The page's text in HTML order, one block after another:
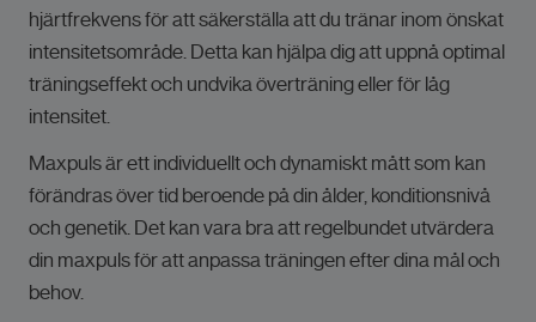
hjärtfrekvens för att säkerställa att du tränar inom önskat
intensitetsområde. Detta kan hjälpa dig att uppnå optimal
träningseffekt och undvika överträning eller för låg
intensitet.
Maxpuls är ett individuellt och dynamiskt mått som kan
förändras över tid beroende på din ålder, konditionsnivå
och genetik. Det kan vara bra att regelbundet utvärdera
din maxpuls för att anpassa träningen efter dina mål och
behov.